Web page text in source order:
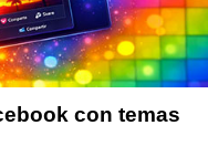
con temas